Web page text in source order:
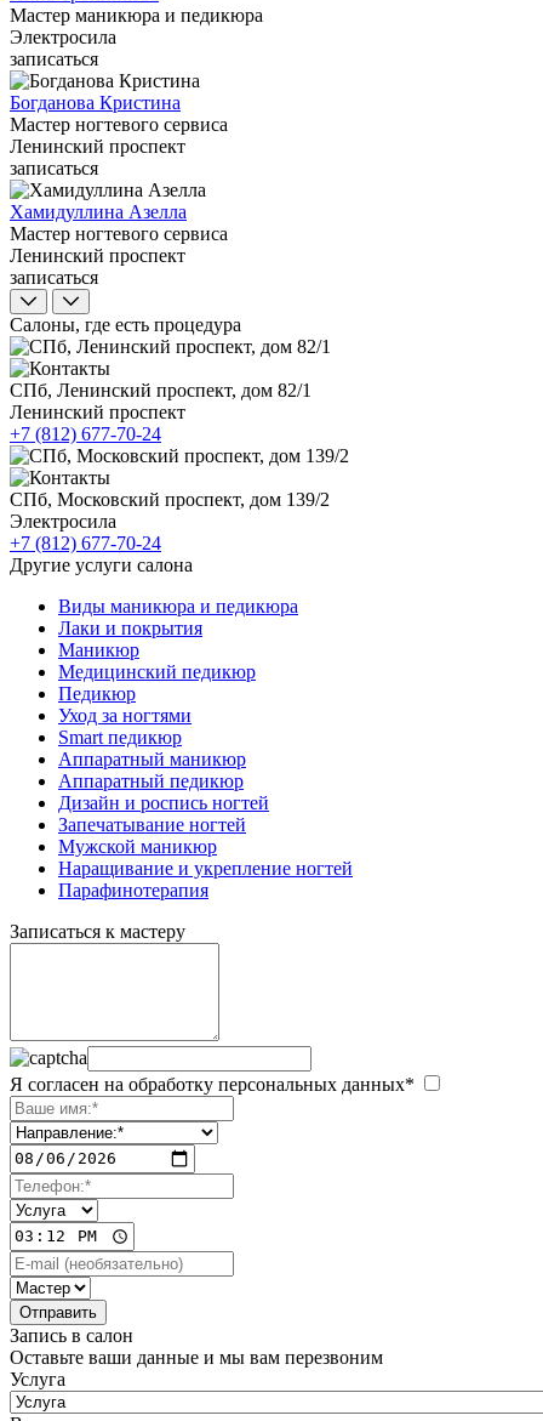
Мастер маникюра и педикюра
Электросила
записаться
Богданова Кристина
Мастер ногтевого сервиса
Ленинский проспект
записаться
Хамидуллина Азелла
Мастер ногтевого сервиса
Ленинский проспект
записаться
Салоны, где есть процедура
СПб, Ленинский проспект, дом 82/1
Ленинский проспект
+7 (812) 677-70-24
СПб, Московский проспект, дом 139/2
Электросила
+7 (812) 677-70-24
Другие услуги салона
Виды маникюра и педикюра
Лаки и покрытия
Маникюр
Медицинский педикюр
Педикюр
Уход за ногтями
Smart педикюр
Аппаратный маникюр
Аппаратный педикюр
Дизайн и роспись ногтей
Запечатывание ногтей
Мужской маникюр
Наращивание и укрепление ногтей
Парафинотерапия
Записаться к мастеру
Я согласен на обработку персональных данных*
Запись в салон
Оставьте ваши данные и мы вам перезвоним
Услуга